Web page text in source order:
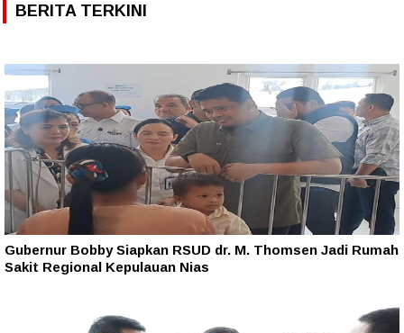
BERITA TERKINI
Gubernur Bobby Siapkan RSUD dr. M. Thomsen Jadi Rumah
Sakit Regional Kepulauan Nias